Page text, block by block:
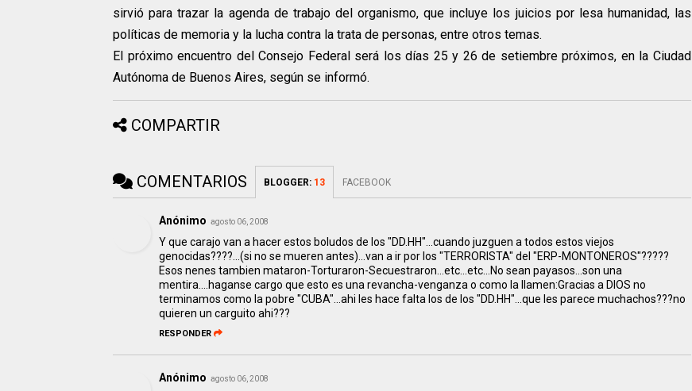
sirvió para trazar la agenda de trabajo del organismo, que incluye los juicios por lesa humanidad, las
políticas de memoria y la lucha contra la trata de personas, entre otros temas.
El próximo encuentro del Consejo Federal será los días 25 y 26 de setiembre próximos, en la Ciudad
Autónoma de Buenos Aires, según se informó.
COMPARTIR
COMENTARIOS BLOGGER: 13 FACEBOOK
Anónimo agosto 06, 2008
Y que carajo van a hacer estos boludos de los "DD.HH"...cuando juzguen a todos estos viejos
genocidas????...(si no se mueren antes)...van a ir por los "TERRORISTA" del "ERP-MONTONEROS"?????
Esos nenes tambien mataron-Torturaron-Secuestraron...etc...etc...No sean payasos...son una
mentira....haganse cargo que esto es una revancha-venganza o como la llamen:Gracias a DIOS no
terminamos como la pobre "CUBA"...ahi les hace falta los de los "DD.HH"...que les parece muchachos???no
quieren un carguito ahi???
RESPONDER
Anónimo agosto 06, 2008